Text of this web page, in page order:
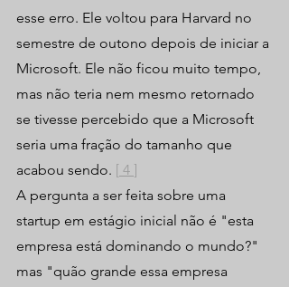
esse erro. Ele voltou para Harvard no
semestre de outono depois de iniciar a
Microsoft. Ele não ficou muito tempo,
mas não teria nem mesmo retornado
se tivesse percebido que a Microsoft
seria uma fração do tamanho que
acabou sendo. [ 4 ]
A pergunta a ser feita sobre uma
startup em estágio inicial não é "esta
empresa está dominando o mundo?"
mas "quão grande essa empresa